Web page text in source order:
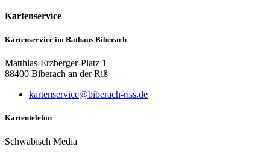
Kartenservice
Kartenservice im Rathaus Biberach
Matthias-Erzberger-Platz 1
88400 Biberach an der Riß
kartenservice@biberach-riss.de
Kartentelefon
Schwäbisch Media